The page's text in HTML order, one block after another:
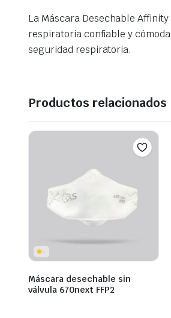
La Máscara Desechable
respiratoria confiable y
seguridad respiratoria.
Productos relacionados
Máscara desechable sin
válvula 670next FFP2